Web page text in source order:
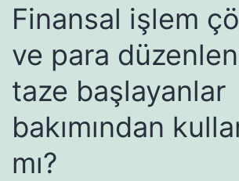
Finansal işlem
ve para
taze başlayanlar
bakımından
mı?